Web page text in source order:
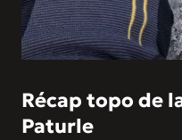
Récap topo de
Paturle